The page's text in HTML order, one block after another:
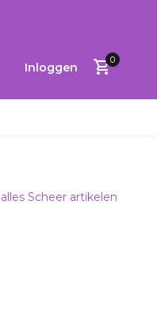
Inloggen
0
Scheer artikelen